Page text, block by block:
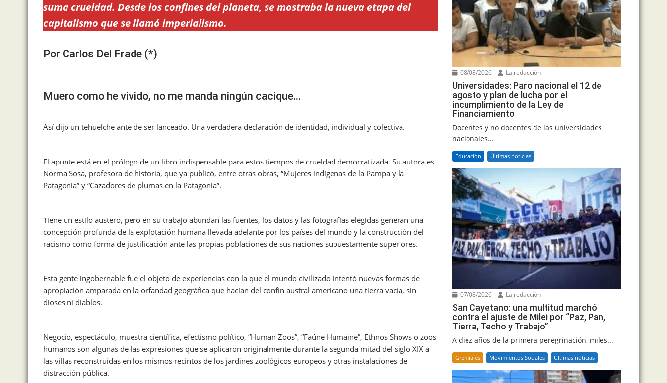
suma crueldad. Desde los confines del planeta, se mostraba la nueva etapa del
capitalismo que se llamó imperialismo.
Por Carlos Del Frade (*)
Muero como he vivido, no me manda ningún cacique…
Así dijo un tehuelche ante de ser lanceado. Una verdadera declaración de identidad, individual y colectiva.
El apunte está en el prólogo de un libro indispensable para estos tiempos de crueldad democratizada. Su autora es
Norma Sosa, profesora de historia, que ya publicó, entre otras obras, “Mujeres indígenas de la Pampa y la
Patagonia” y “Cazadores de plumas en la Patagonia”.
Tiene un estilo austero, pero en su trabajo abundan las fuentes, los datos y las fotografías elegidas generan una
concepción profunda de la explotación humana llevada adelante por los países del mundo y la construcción del
racismo como forma de justificación ante las propias poblaciones de sus naciones supuestamente superiores.
Esta gente ingobernable fue el objeto de experiencias con la que el mundo civilizado intentó nuevas formas de
apropiación amparada en la orfandad geográfica que hacían del confín austral americano una tierra vacía, sin
dioses ni diablos.
Negocio, espectáculo, muestra científica, efectismo político, “Human Zoos”, “Faúne Humaine”, Ethnos Shows o zoos
humanos son algunas de las expresiones que se aplicaron originalmente durante la segunda mitad del siglo XIX a
las villas reconstruidas en los mismos recintos de los jardines zoológicos europeos y otras instalaciones de
distracción pública.
08/08/2026 La redacción
Universidades: Paro nacional el 12 de
agosto y plan de lucha por el
incumplimiento de la Ley de
Financiamiento
Docentes y no docentes de las universidades
nacionales...
Educación Últimas noticias
07/08/2026 La redacción
San Cayetano: una multitud marchó
contra el ajuste de Milei por “Paz, Pan,
Tierra, Techo y Trabajo”
A diez años de la primera peregrinación, miles...
Gremiales Movimientos Sociales Últimas noticias